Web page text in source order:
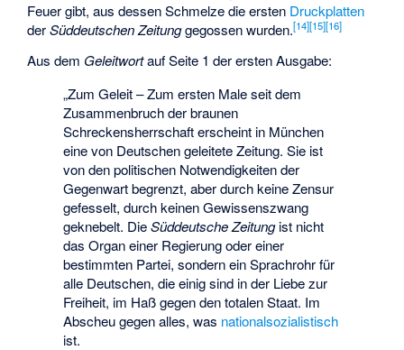
Feuer gibt, aus dessen Schmelze die ersten Druckplatten
derSüddeutschen Zeitunggegossen wurden.[14][15][16]
Aus dem Geleitwortauf Seite 1 der ersten Ausgabe:
„Zum Geleit – Zum ersten Male seit dem
Zusammenbruch der braunen
Schreckensherrschaft erscheint in München
eine von Deutschen geleitete Zeitung. Sie ist
von den politischen Notwendigkeiten der
Gegenwart begrenzt, aber durch keine Zensur
gefesselt, durch keinen Gewissenszwang
geknebelt. DieSüddeutsche Zeitungist nicht
das Organ einer Regierung oder einer
bestimmten Partei, sondern ein Sprachrohr für
alle Deutschen, die einig sind in der Liebe zur
Freiheit, im Haß gegen den totalen Staat. Im
Abscheu gegen alles, was nationalsozialistisch
ist.